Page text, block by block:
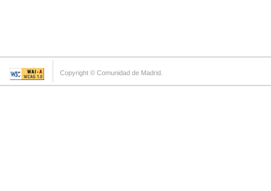
Copyright © Comunidad de Madrid.